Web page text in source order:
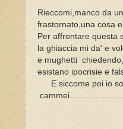
Rieccomi,manco da
frastornato,una cosa
Per affrontare questa
la ghiaccia mi da' e
e mughetti
esistano ipocrisie e
E siccome poi io